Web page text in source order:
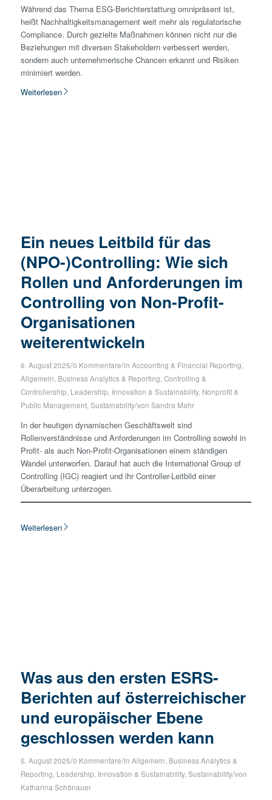
Während das Thema ESG-Berichterstattung omnipräsent ist,
heißt Nachhaltigkeitsmanagement weit mehr als regulatorische
Compliance. Durch gezielte Maßnahmen können nicht nur die
Beziehungen mit diversen Stakeholdern verbessert werden,
sondern auch unternehmerische Chancen erkannt und Risiken
minimiert werden.
Weiterlesen
Ein neues Leitbild für das
(NPO-)Controlling: Wie sich
Rollen und Anforderungen im
Controlling von Non-Profit-
Organisationen
weiterentwickeln
6. August 2025/0 Kommentare/in Accounting & Financial Reporting
Allgemein Business Analytics & Reporting Controlling &
Controllership Leadership, Innovation & Sustainability, Nonprofit &
Public Management, Sustainability/von Sandra Mahr
In der heutigen dynamischen Geschäftswelt sind
Rollenverständnisse und Anforderungen im Controlling sowohl in
Profit- als auch Non-Profit-Organisationen einem ständigen
Wandel unterworfen. Darauf hat auch die International Group of
Controlling (IGC) reagiert und ihr Controller-Leitbild einer
Überarbeitung unterzogen.
Weiterlesen
Was aus den ersten ESRS-
Berichten auf österreichischer
und europäischer Ebene
geschlossen werden kann
5. August 2025/0 Kommentare/in Allgemein Business Analytics &
Reporting Leadership, Innovation & Sustainability, Sustainability/von
Katharina Schönauer